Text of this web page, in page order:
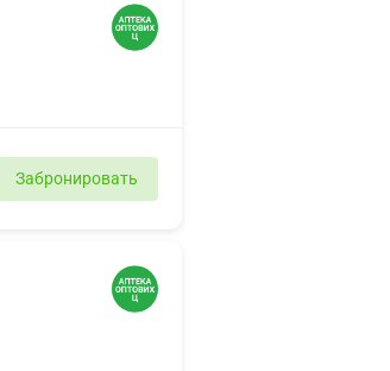
Забронировать